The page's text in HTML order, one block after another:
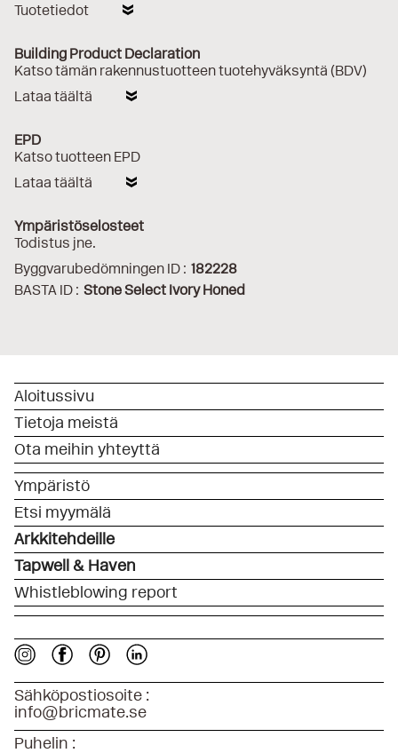
Tuotetiedot
Building Product Declaration
Katso tämän rakennustuotteen tuotehyväksyntä (BDV)
Lataa täältä
EPD
Katso tuotteen EPD
Lataa täältä
Ympäristöselosteet
Todistus jne.
Byggvarubedömningen ID : 182228
BASTA ID : Stone Select Ivory Honed
Aloitussivu
Tietoja meistä
Ota meihin yhteyttä
Ympäristö
Etsi myymälä
Arkkitehdeille
Tapwell & Haven
Whistleblowing report
Sähköpostiosoite :
info@bricmate.se
Puhelin :